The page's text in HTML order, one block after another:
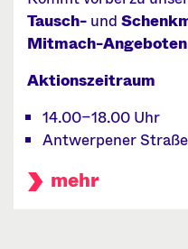
Tausch- und
Mitmach-Angeboten
Aktionszeitraum
14.00–18.00 Uhr
Antwerpener
mehr